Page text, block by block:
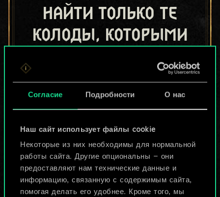
Согласие Подробности О нас
Наш сайт использует файлы cookie
Некоторые из них необходимы для нормальной
работы сайта. Другие опциональны — они
предоставляют нам технические данные и
информацию, связанную с содержимым сайта,
помогая делать его удобнее. Кроме того, мы
найти только те
колоды, которыми
игроки.
Но их может быть
Назвать колоду и описать её
Изменить колоду